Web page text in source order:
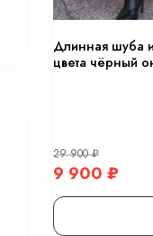
Длинная шуба
цвета чёрный
29 900₽
9 900 ₽